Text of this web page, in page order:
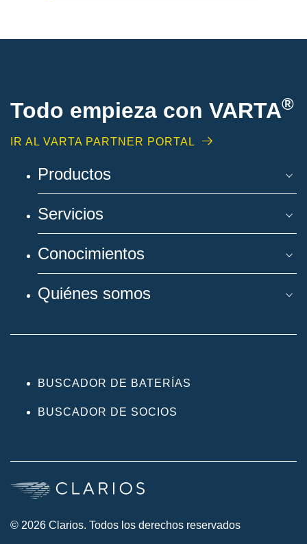
Todo empieza con VARTA®
IR AL VARTA PARTNER PORTAL
Productos
Servicios
Conocimientos
Quiénes somos
BUSCADOR DE BATERÍAS
BUSCADOR DE SOCIOS
© 2026 Clarios. Todos los derechos reservados